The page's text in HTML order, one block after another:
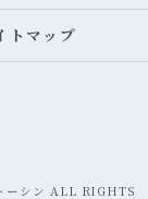
トマップ
ーシン ALL RIGHTS